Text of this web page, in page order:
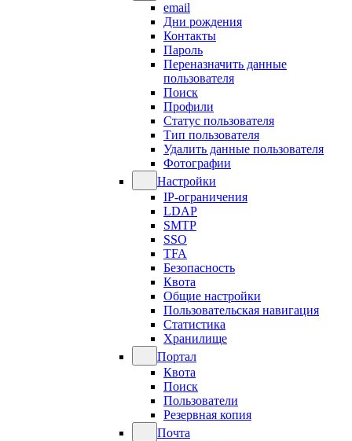
email
Дни рождения
Контакты
Пароль
Переназначить данные
пользователя
Поиск
Профили
Статус пользователя
Тип пользователя
Удалить данные пользователя
Фотографии
Настройки
IP-ограничения
LDAP
SMTP
SSO
TFA
Безопасность
Квота
Общие настройки
Пользовательская навигация
Статистика
Хранилище
Портал
Квота
Поиск
Пользователи
Резервная копия
Почта